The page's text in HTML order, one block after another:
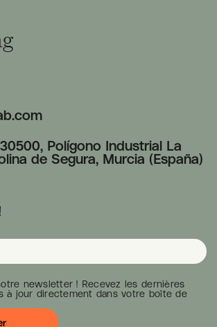
Polígono Industrial La
de Segura, Murcia (España)
newsletter ! Recevez les dernières
à jour directement dans votre boîte de